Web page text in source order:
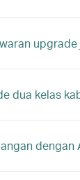
dua kelas